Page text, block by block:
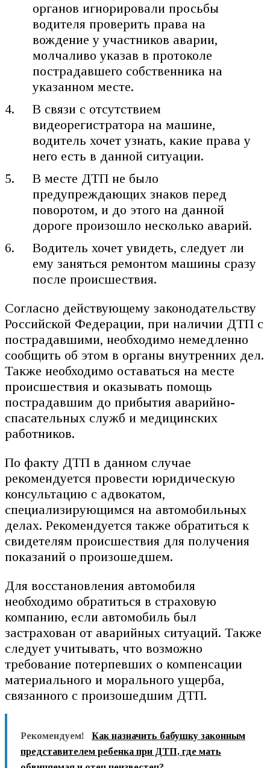
органов игнорировали просьбы
водителя проверить права на
вождение у участников аварии,
молчаливо указав в протоколе
пострадавшего собственника на
указанном месте.
В связи с отсутствием
видеорегистратора на машине,
водитель хочет узнать, какие права у
него есть в данной ситуации.
В месте ДТП не было
предупреждающих знаков перед
поворотом, и до этого на данной
дороге произошло несколько аварий.
Водитель хочет увидеть, следует ли
ему заняться ремонтом машины сразу
после происшествия.
Согласно действующему законодательству
Российской Федерации, при наличии ДТП с
пострадавшими, необходимо немедленно
сообщить об этом в органы внутренних дел.
Также необходимо оставаться на месте
происшествия и оказывать помощь
пострадавшим до прибытия аварийно-
спасательных служб и медицинских
работников.
По факту ДТП в данном случае
рекомендуется провести юридическую
консультацию с адвокатом,
специализирующимся на автомобильных
делах. Рекомендуется также обратиться к
свидетелям происшествия для получения
показаний о произошедшем.
Для восстановления автомобиля
необходимо обратиться в страховую
компанию, если автомобиль был
застрахован от аварийных ситуаций. Также
следует учитывать, что возможно
требование потерпевших о компенсации
материального и морального ущерба,
связанного с произошедшим ДТП.
Рекомендуем!
Как назначить бабушку законным
представителем ребенка при ДТП, где мать